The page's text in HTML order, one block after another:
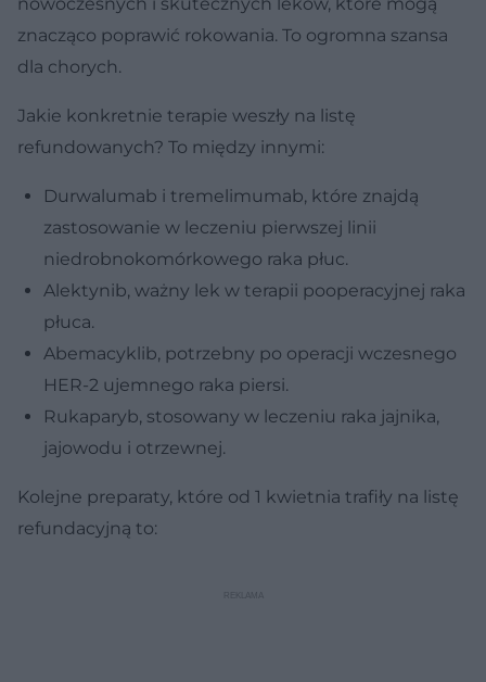
znacząco poprawić rokowania. To ogromna szansa
dla chorych.
Jakie konkretnie terapie weszły na listę
refundowanych? To między innymi:
Durwalumab i tremelimumab, które znajdą
zastosowanie w leczeniu pierwszej linii
niedrobnokomórkowego raka płuc.
Alektynib, ważny lek w terapii pooperacyjnej raka
płuca.
Abemacyklib, potrzebny po operacji wczesnego
HER-2 ujemnego raka piersi.
Rukaparyb, stosowany w leczeniu raka jajnika,
jajowodu i otrzewnej.
Kolejne preparaty, które od 1 kwietnia trafiły na listę
refundacyjną to: